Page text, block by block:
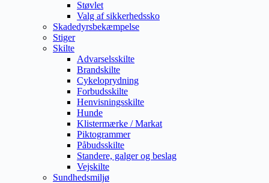
Støvlet
Valg af sikkerhedssko
Skadedyrsbekæmpelse
Stiger
Skilte
Advarselsskilte
Brandskilte
Cykeloprydning
Forbudsskilte
Henvisningsskilte
Hunde
Klistermærke / Markat
Piktogrammer
Påbudsskilte
Standere, galger og beslag
Vejskilte
Sundhedsmiljø